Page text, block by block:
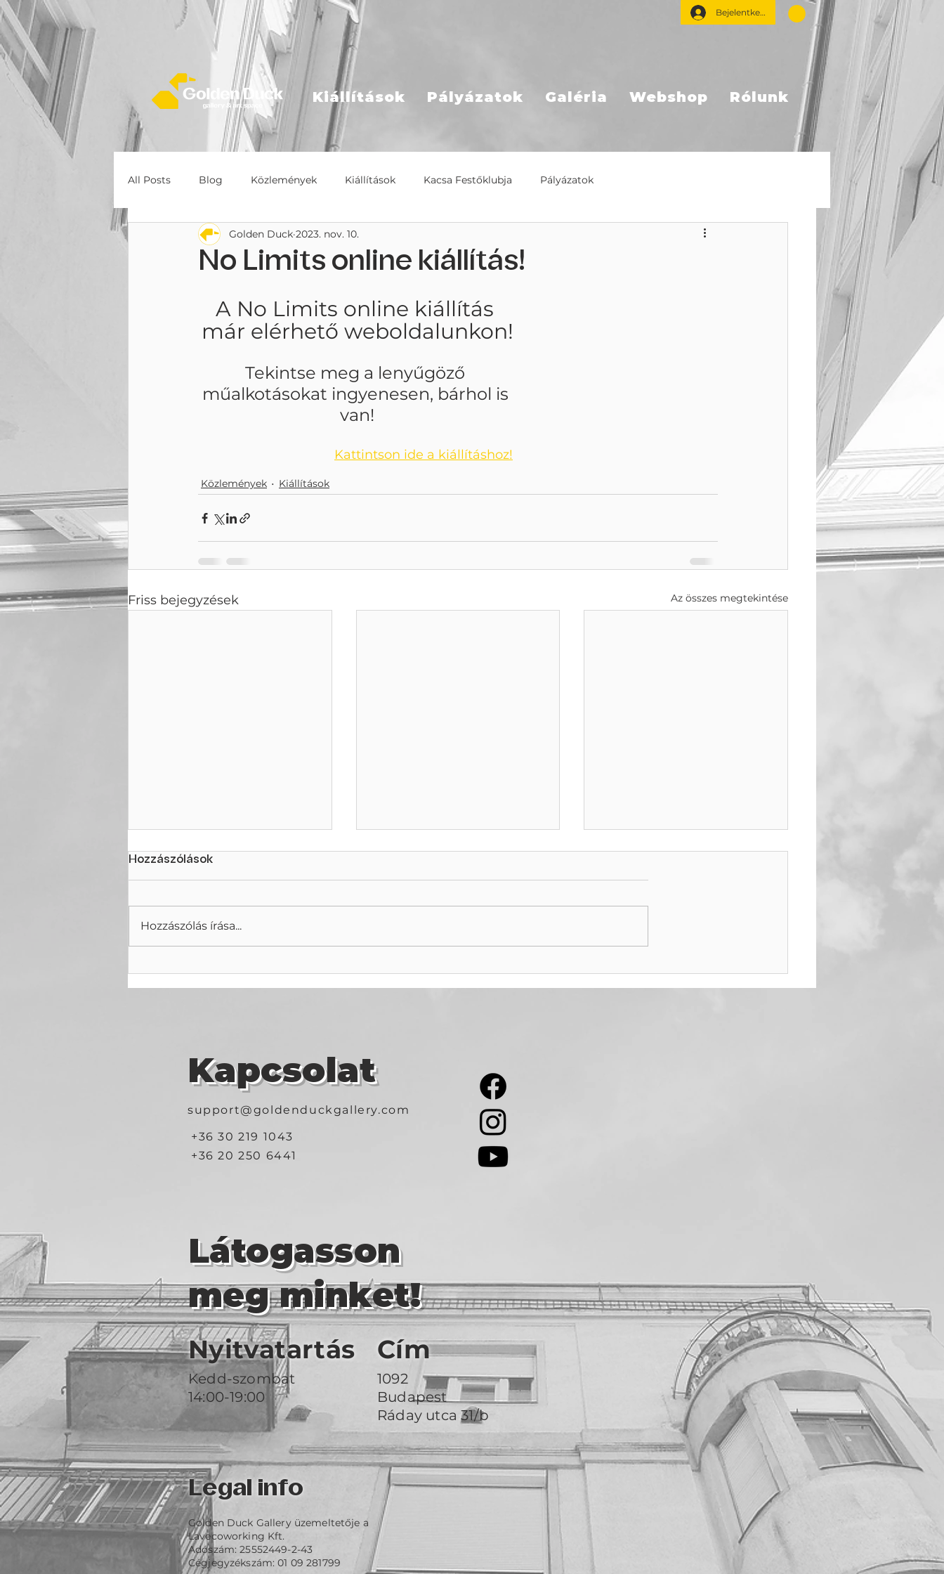
Bejelentkezés
Kiállítások Pályázatok Galéria Webshop Rólunk
All Posts Blog Közlemények Kiállítások Kacsa Festőklubja Pályázatok
No Limits online kiállítás!
Golden Duck 2023. nov. 10.
A No Limits online kiállítás
már elérhető weboldalunkon!
Tekintse meg a lenyűgöző
műalkotásokat ingyenesen, bárhol is
van!
Kattintson ide a kiállításhoz!
Közlemények Kiállítások
Friss bejegyzések Az összes megtekintése
Hozzászólások
Hozzászólás írása...
Kapcsolat
support@goldenduckgallery.com
+36 30 219 1043
+36 20 250 6441
Látogasson
meg minket!
Nyitvatartás Cím
Kedd-szombat
14:00-19:00
1092
Budapest
Ráday utca 31/b
Legal info
Golden Duck Gallery üzemeltetője a
Lavecoworking Kft.
Adószám: 25552449-2-43
Cégjegyzékszám: 01 09 281799